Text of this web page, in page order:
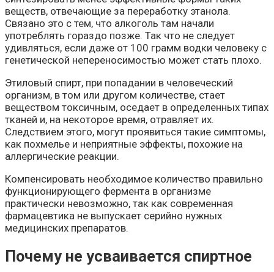
веществ, отвечающие за переработку этанола.
Связано это с тем, что алкоголь там начали
употреблять гораздо позже. Так что не следует
удивляться, если даже от 100 грамм водки человеку с
генетической непереносимостью может стать плохо.
Этиловый спирт, при попадании в человеческий
организм, в том или другом количестве, стает
веществом токсичным, оседает в определенных типах
тканей и, на некоторое время, отравляет их.
Следствием этого, могут проявиться такие симптомы,
как похмелье и неприятные эффекты, похожие на
аллергические реакции.
Компенсировать необходимое количество правильно
функционирующего фермента в организме
практически невозможно, так как современная
фармацевтика не выпускает серийно нужных
медицинских препаратов.
Почему не усваивается спиртное